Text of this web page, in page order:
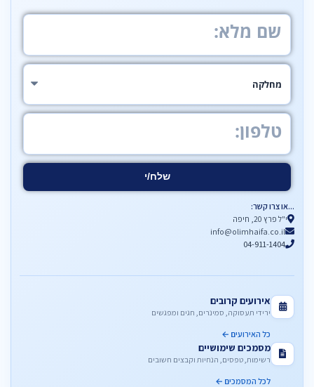
...או צרו קשר:
י"ל פרץ 20, חיפה
info@olimhaifa.co.il
04-911-1404
אירועים קרובים
ירידי תעסוקה, סמינרים, חגים ומפגשים
כל האירועים ←
מסמכים שימושיים
רשימות, טפסים, הנחיות וקבצים חשובים
לכל המסמכים ←